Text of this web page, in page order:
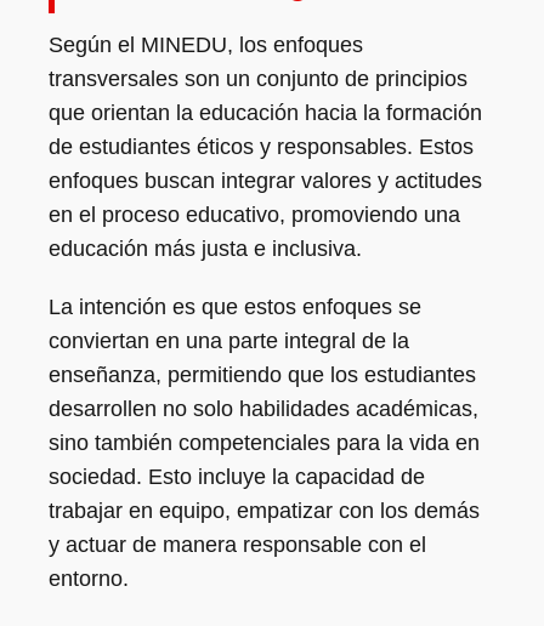
Según el MINEDU, los enfoques
transversales son un conjunto de principios
que orientan la educación hacia la formación
de estudiantes éticos y responsables. Estos
enfoques buscan integrar valores y actitudes
en el proceso educativo, promoviendo una
educación más justa e inclusiva.
La intención es que estos enfoques se
conviertan en una parte integral de la
enseñanza, permitiendo que los estudiantes
desarrollen no solo habilidades académicas,
sino también competenciales para la vida en
sociedad. Esto incluye la capacidad de
trabajar en equipo, empatizar con los demás
y actuar de manera responsable con el
entorno.